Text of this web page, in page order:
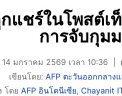
แชร์ในโพสต์
การจับกุม
มกราคม 2569 เวลา 10:36
เขียนโดย: AFP ตะวันออกกลาง
โดย AFP อินโดนีเซีย, Chayanit